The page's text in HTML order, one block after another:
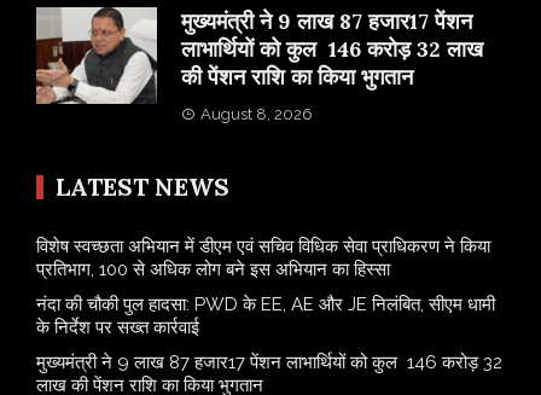
मुख्यमंत्री ने 9 लाख 87 हजार17 पेंशन
लाभार्थियों को कुल 146 करोड़ 32 लाख
की पेंशन राशि का किया भुगतान
August 8, 2026
LATEST NEWS
विशेष स्वच्छता अभियान में डीएम एवं सचिव विधिक सेवा प्राधिकरण ने किया
प्रतिभाग, 100 से अधिक लोग बने इस अभियान का हिस्सा
नंदा की चौकी पुल हादसा: PWD के EE, AE और JE निलंबित, सीएम धामी
के निर्देश पर सख्त कार्रवाई
मुख्यमंत्री ने 9 लाख 87 हजार17 पेंशन लाभार्थियों को कुल 146 करोड़ 32
लाख की पेंशन राशि का किया भुगतान